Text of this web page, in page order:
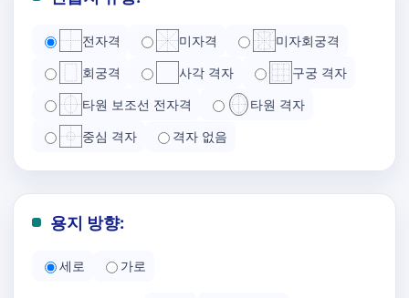
전자격 미자격 미자회궁격
회궁격 사각 격자 구궁 격자
타원 보조선 전자격 타원 격자
중심 격자 격자 없음
용지 방향:
세로 가로